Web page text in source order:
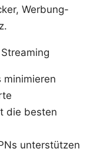
Werbung-
minimieren
die besten
unterstützen